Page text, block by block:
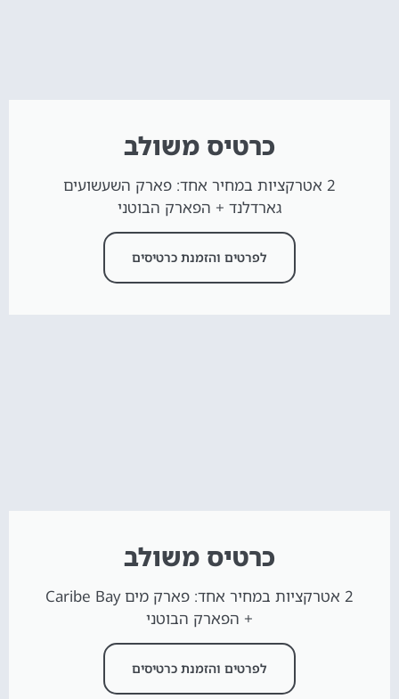
כרטיס משולב
2 אטרקציות במחיר אחד: פארק השעשועים
גארדלנד + הפארק הבוטני
לפרטים והזמנת כרטיסים
כרטיס משולב
2 אטרקציות במחיר אחד: פארק מים Caribe Bay
+ הפארק הבוטני
לפרטים והזמנת כרטיסים